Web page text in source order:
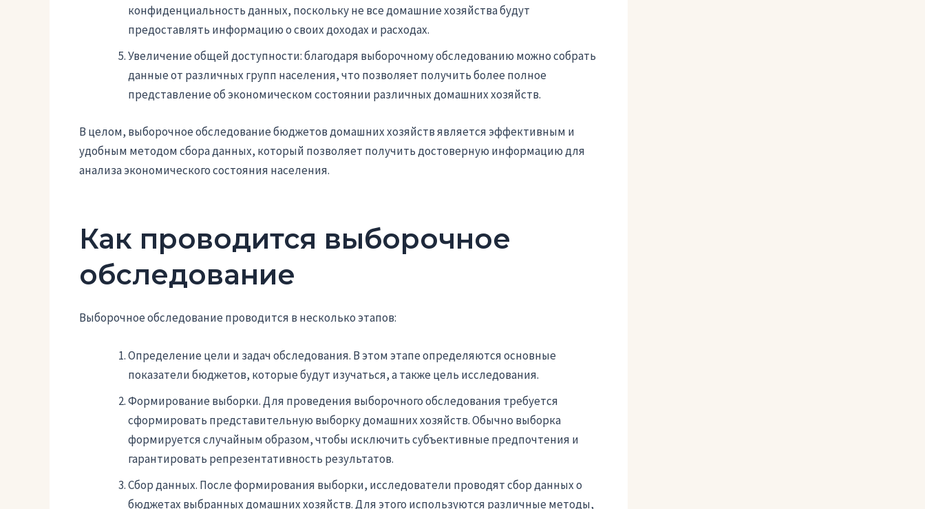
конфиденциальность данных, поскольку не все домашние хозяйства будут
предоставлять информацию о своих доходах и расходах.
Увеличение общей доступности: благодаря выборочному обследованию можно собрать
данные от различных групп населения, что позволяет получить более полное
представление об экономическом состоянии различных домашних хозяйств.
В целом, выборочное обследование бюджетов домашних хозяйств является эффективным и
удобным методом сбора данных, который позволяет получить достоверную информацию для
анализа экономического состояния населения.
Как проводится выборочное
обследование
Выборочное обследование проводится в несколько этапов:
Определение цели и задач обследования. В этом этапе определяются основные
показатели бюджетов, которые будут изучаться, а также цель исследования.
Формирование выборки. Для проведения выборочного обследования требуется
сформировать представительную выборку домашних хозяйств. Обычно выборка
формируется случайным образом, чтобы исключить субъективные предпочтения и
гарантировать репрезентативность результатов.
Сбор данных. После формирования выборки, исследователи проводят сбор данных о
бюджетах выбранных домашних хозяйств. Для этого используются различные методы,